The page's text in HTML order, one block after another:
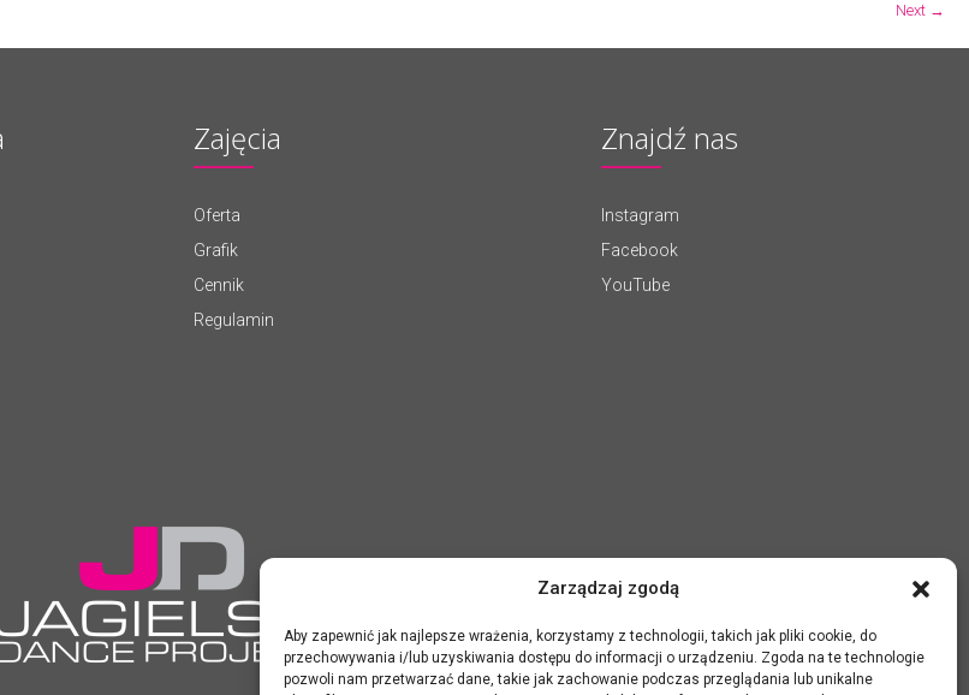
Zarządzaj zgodą
Aby zapewnić jak najlepsze wrażenia, korzystamy z technologii, takich jak pliki cookie, do
przechowywania i/lub uzyskiwania dostępu do informacji o urządzeniu. Zgoda na te technologie
pozwoli nam przetwarzać dane, takie jak zachowanie podczas przeglądania lub unikalne
Next →
Zajęcia
Oferta
Grafik
Cennik
Regulamin
Znajdź nas
Instagram
Facebook
YouTube